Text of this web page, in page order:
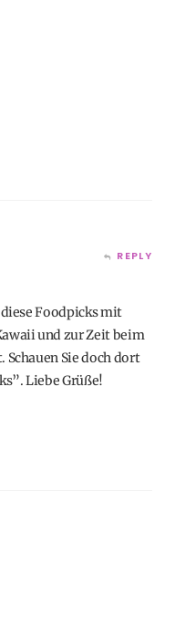
REPLY
Foodpicks mit
und zur Zeit beim
Sie doch dort
Liebe Grüße!